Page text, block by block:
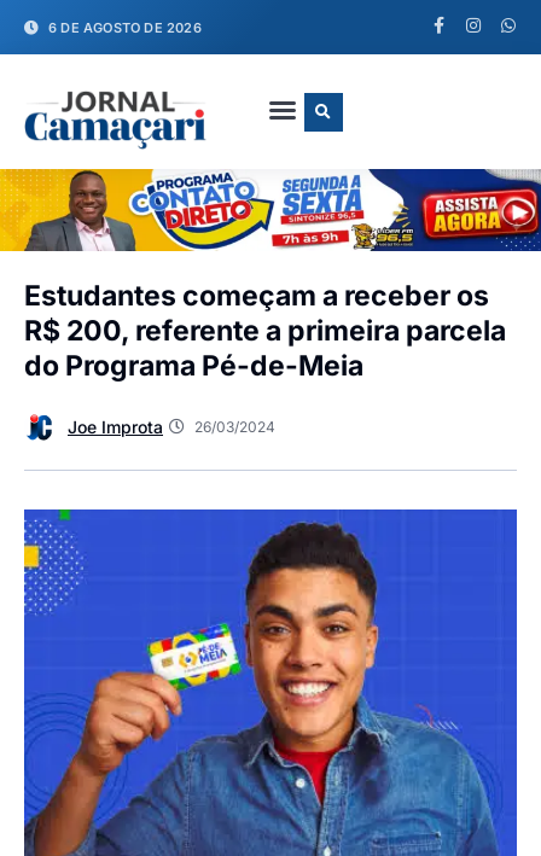
6 DE AGOSTO DE 2026
Estudantes começam a receber os
R$ 200, referente a primeira parcela
do Programa Pé-de-Meia
Joe Improta 26/03/2024